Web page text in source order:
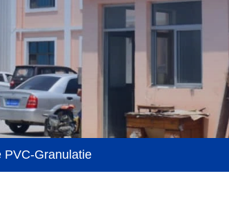
PVC-Granulatie